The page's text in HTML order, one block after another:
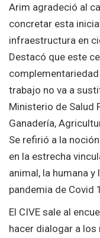
Arim agradeció al
concretar esta
infraestructura en
Destacó que este
trabajo no va a
Ministerio de Salud
Ganadería,
Se refirió a la
en la estrecha
animal, la humana
pandemia de Covid
El CIVE sale al
hacer dialogar a